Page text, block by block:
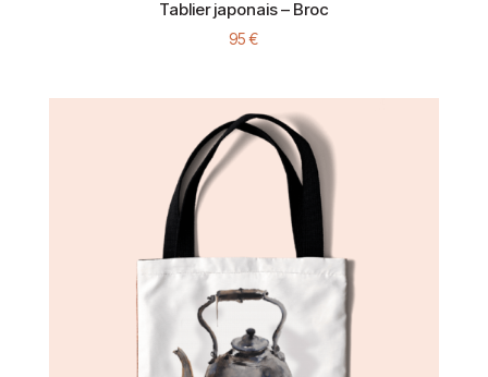
Tablier japonais – Broc
95€